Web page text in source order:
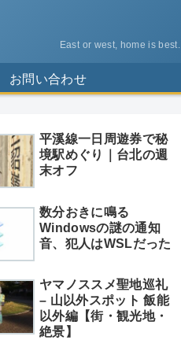
East or west, home is best.
お問い合わせ
平溪線一日周遊券で秘
境駅めぐり｜台北の週
末オフ
数分おきに鳴る
Windowsの謎の通知
音、犯人はWSLだった
ヤマノススメ聖地巡礼
– 山以外スポット 飯能
以外編【街・観光地・
絶景】